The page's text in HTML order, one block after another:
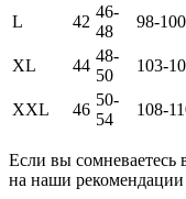
L 42
46-
48
98-100
XL 44
48-
50
103-
XXL 46
50-
54
108-
Если вы сомневаетесь
на наши рекомендации